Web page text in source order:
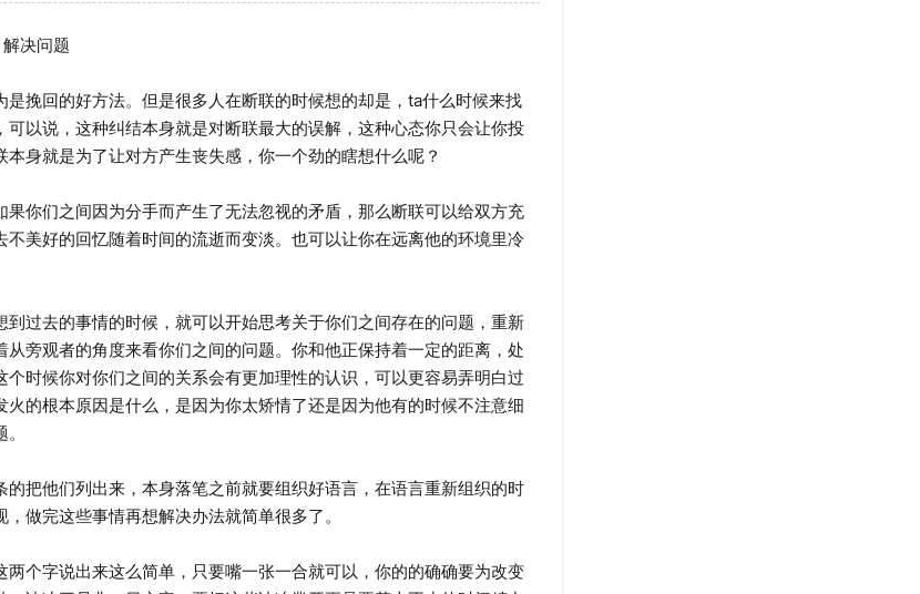
决问题
挽回的好方法。但是很多人在断联的时候想的却是，ta什么时候来找
可以说，这种纠结本身就是对断联最大的误解，这种心态你只会让你投
本身就是为了让对方产生丧失感，你一个劲的瞎想什么呢？
你们之间因为分手而产生了无法忽视的矛盾，那么断联可以给双方充
不美好的回忆随着时间的流逝而变淡。也可以让你在远离他的环境里冷
过去的事情的时候，就可以开始思考关于你们之间存在的问题，重新
从旁观者的角度来看你们之间的问题。你和他正保持着一定的距离，处
个时候你对你们之间的关系会有更加理性的认识，可以更容易弄明白过
火的根本原因是什么，是因为你太矫情了还是因为他有的时候不注意细
把他们列出来，本身落笔之前就要组织好语言，在语言重新组织的时
做完这些事情再想解决办法就简单很多了。
个字说出来这么简单，只要嘴一张一合就可以，你的的确确要为改变